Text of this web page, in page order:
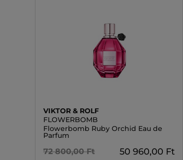
VIKTOR & ROLF
FLOWERBOMB
Flowerbomb Ruby Orchid Eau de
Parfum
72 800,00 Ft 50 960,00 Ft